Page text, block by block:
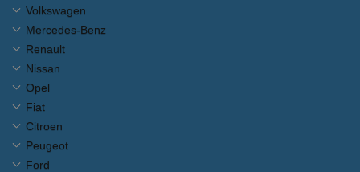
Volkswagen
Mercedes-Benz
Renault
Nissan
Opel
Fiat
Citroen
Peugeot
Ford